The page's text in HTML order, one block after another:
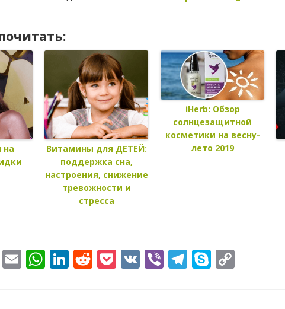
на
Витамины для ДЕТЕЙ:
поддержка сна,
настроения, снижение
тревожности и
стресса
iHerb: Обзор
солнцезащитной
косметики на весну-
лето 2019
Pinterest
EmailWhatsApp
LinkedIn
Reddit
Pocket
VK ViberTelegram
Skype